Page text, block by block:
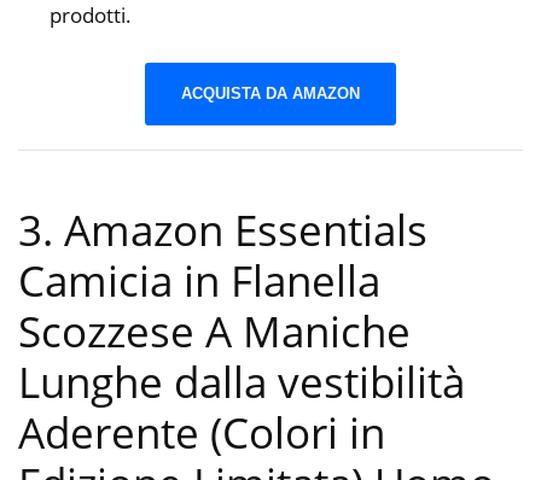
prodotti.
ACQUISTA DA AMAZON
3. Amazon Essentials
Camicia in Flanella
Scozzese A Maniche
Lunghe dalla vestibilità
Aderente (Colori in